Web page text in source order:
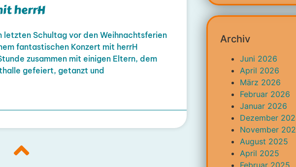
herrH
letzten Schultag vor den Weihnachtsferien
fantastischen Konzert mit herrH
zusammen mit einigen Eltern, dem
gefeiert, getanzt und
Archiv
Juni 2026
April 2026
März 2026
Februar 2026
Januar 2026
Dezember
November
August 2025
April 2025
Februar 2025